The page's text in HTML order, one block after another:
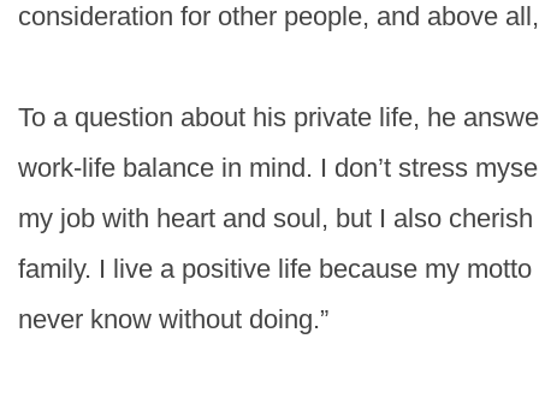
consideration for other people, and above
To a question about his private life, he
work-life balance in mind. I don’t stress
my job with heart and soul, but I also
family. I live a positive life because my
never know without doing.”